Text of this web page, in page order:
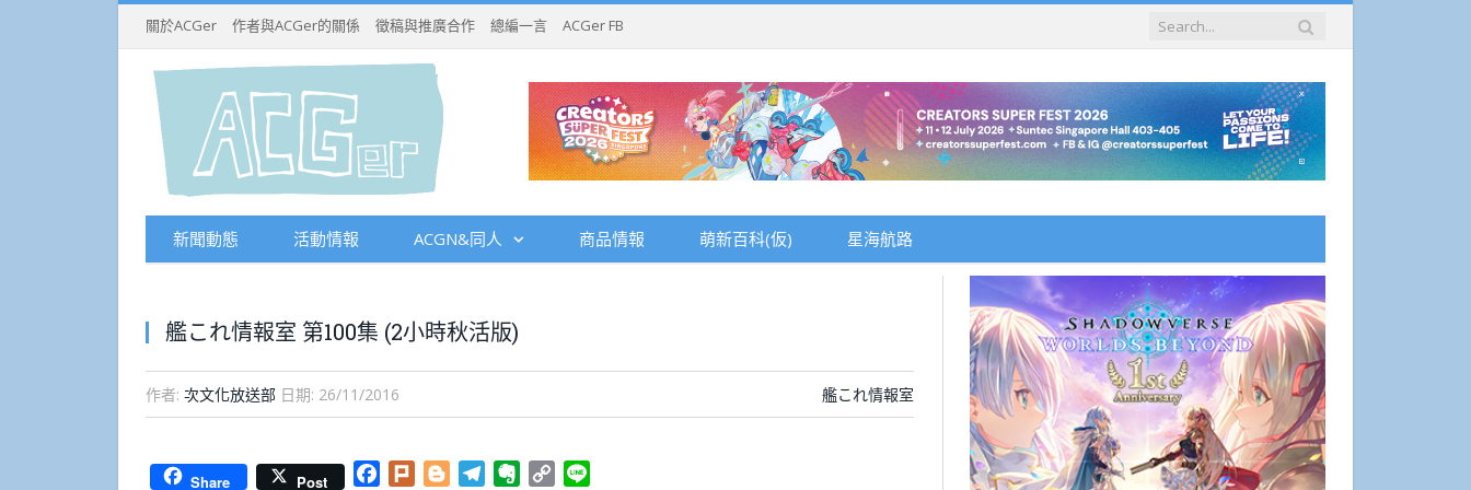
關於ACGer 作者與ACGer的關係 徵稿與推廣合作 總編一言 ACGer FB
新聞動態 活動情報 ACGN&同人 商品情報 萌新百科(仮) 星海航路
艦これ情報室 第100集 (2小時秋活版)
作者: 次文化放送部 日期: 26/11/2016 艦これ情報室
Share Post Facebook
Plurk BloggerTelegramEvernote
Copy